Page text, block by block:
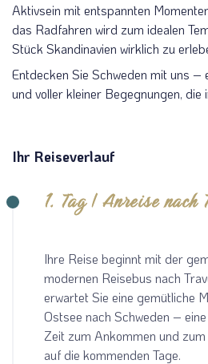
Aktivsein mit entspannten
das Radfahren wird zum idealen
Stück Skandinavien wirklich zu
Entdecken Sie Schweden mit uns –
und voller kleiner Begegnungen, die
Ihr Reiseverlauf
1. Tag | Anreise nach
Ihre Reise beginnt mit der
modernen Reisebus nach
erwartet Sie eine gemütliche
Ostsee nach Schweden –
Zeit zum Ankommen und
auf die kommenden Tage.